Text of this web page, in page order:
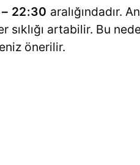
22:30 aralığındadır.
sıklığı artabilir. Bu
önerilir.